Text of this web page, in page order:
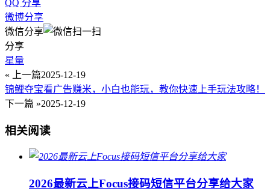
QQ 分享
微博分享
微信分享
分享
星量
« 上一篇2025-12-19
锦鲤夺宝看广告赚米，小白也能玩，教你快速上手玩法攻略！
下一篇 »2025-12-19
相关阅读
2026最新云上Focus接码短信平台分享给大家